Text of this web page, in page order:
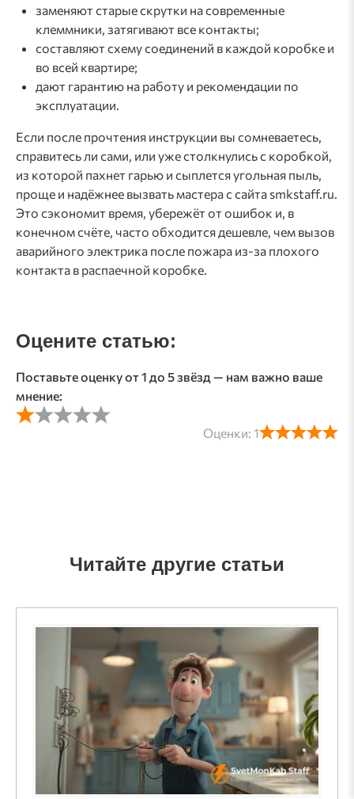
заменяют старые скрутки на современные
клеммники, затягивают все контакты;
составляют схему соединений в каждой коробке и
во всей квартире;
дают гарантию на работу и рекомендации по
эксплуатации.
Если после прочтения инструкции вы сомневаетесь,
справитесь ли сами, или уже столкнулись с коробкой,
из которой пахнет гарью и сыплется угольная пыль,
проще и надёжнее вызвать мастера с сайта smkstaff.ru.
Это сэкономит время, убережёт от ошибок и, в
конечном счёте, часто обходится дешевле, чем вызов
аварийного электрика после пожара из-за плохого
контакта в распаечной коробке.
Оцените статью:
Поставьте оценку от 1 до 5 звёзд — нам важно ваше
мнение:
Оценки: 1
Читайте другие статьи